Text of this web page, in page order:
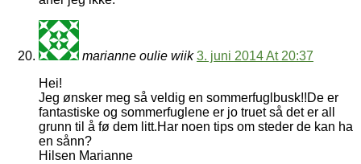
marianne oulie wiik 3. juni 2014 At 20:37
Hei!
Jeg ønsker meg så veldig en sommerfuglbusk!!De er
fantastiske og sommerfuglene er jo truet så det er all
grunn til å fø dem litt.Har noen tips om steder de kan ha
en sånn?
Hilsen Marianne